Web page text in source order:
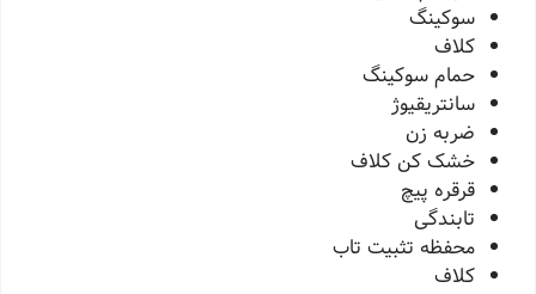
سوکینگ
کلاف
حمام سوکینگ
سانتریقیوژ
ضربه زن
خشک کن کلاف
قرقره پیچ
تابندگی
محفظه تثبیت تاب
کلاف